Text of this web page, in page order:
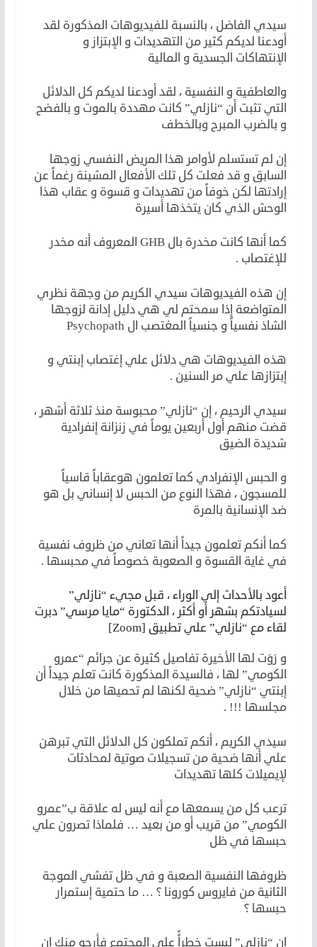
سيدي الفاضل ، بالنسبة للفيديوهات المذكورة لقد
أودعنا لديكم كثير من التهديدات و الإبتزاز و
الإنتهاكات الجسدية و المالية
والعاطفية و النفسية ، لقد أودعنا لديكم كل الدلائل
التي تثبت أن “نازلي” كانت مهددة بالموت و بالفضح
و بالضرب المبرح وبالخطف
إن لم تستسلم لأوامر هذا المريض النفسي زوجها
السابق و قد فعلت كل تلك الأفعال المشينة رغماً عن
إرادتها لكن خوفاً من تهديدات و قسوة و عقاب هذا
الوحش الذي كان يتخذها أسيرة
كما أنها كانت مخدرة بال GHB المعروف أنه مخدر
للإغتصاب .
إن هذه الفيديوهات سيدي الكريم من وجهة نظري
المتواضعة إذا سمحتم لي هي دليل إدانة لزوجها
الشاذ نفسياً و جنسياً المغتصب ال Psychopath
هذه الفيديوهات هي دلائل علي إغتصاب إبنتي و
إبتزازها علي مر السنين .
سيدي الرحيم ، إن “نازلي” محبوسة منذ ثلاثة أشهر ،
قضت منهم أول أربعين يوماً في زنزانة إنفرادية
شديدة الضيق
و الحبس الإنفرادي كما تعلمون هوعقاباً قاسياً
للمسجون ، فهذا النوع من الحبس لا إنساني بل هو
ضد الإنسانية بالمرة
كما أنكم تعلمون جيداً أنها تعاني من ظروف نفسية
في غاية القسوة و الصعوبة خصوصاً في محبسها .
أعود بالأحداث إلي الوراء ، قبل مجيء “نازلي”
لسيادتكم بشهر أو أكثر ، الدكتورة “مايا مرسي” دبرت
لقاء مع “نازلي” علي تطبيق [Zoom]
و رَوَت لها الأخيرة تفاصيل كثيرة عن جرائم “عمرو
الكومي” لها ، فالسيدة المذكورة كانت تعلم جيداً أن
إبنتي “نازلي” ضحية لكنها لم تحميها من خلال
مجلسها !!! .
سيدي الكريم ، أنكم تملكون كل الدلائل التي تبرهن
علي أنها ضحية من تسجيلات صوتية لمحادثات
لإيميلات كلها تهديدات
ترعب كل من يسمعها مع أنه ليس له علاقة ب”عمرو
الكومي” من قريب أو من بعيد … فلماذا تصرون علي
حبسها في ظل
ظروفها النفسية الصعبة و في ظل تفشي الموجة
الثانية من فايروس كورونا ؟ … ما حتمية إستمرار
حبسها ؟
إن “نازلي” ليست خطراًً علي المجتمع فأرجو منك إن